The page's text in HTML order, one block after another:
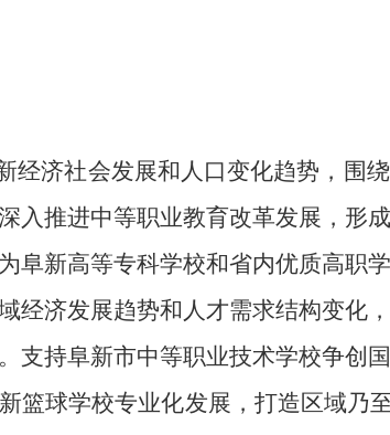
经济社会发展和人口变化趋势，围绕
入推进中等职业教育改革发展， 形
阜新高等专科学校和省内优质高职
经济发展趋势和人才需求结构变化
。 支持阜新市中等职业技术学校争创
篮球学校专业化发展，打造区域乃